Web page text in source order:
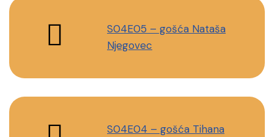
S04E05 – gošća Nataša
Njegovec
S04E04 – gošća Tihana